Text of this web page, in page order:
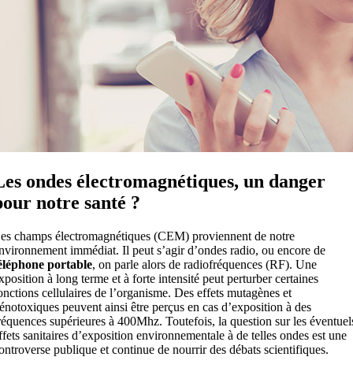
ondes électromagnétiques, un danger
notre santé ?
champs électromagnétiques (CEM) proviennent de notre
immédiat. Il peut s’agir d’ondes radio, ou encore de
portable, on parle alors de radiofréquences (RF). Une
à long terme et à forte intensité peut perturber certaines
cellulaires de l’organisme. Des effets mutagènes et
peuvent ainsi être perçus en cas d’exposition à des
supérieures à 400Mhz. Toutefois, la question sur les
sanitaires d’exposition environnementale à de telles ondes est une
publique et continue de nourrir des débats scientifiques.